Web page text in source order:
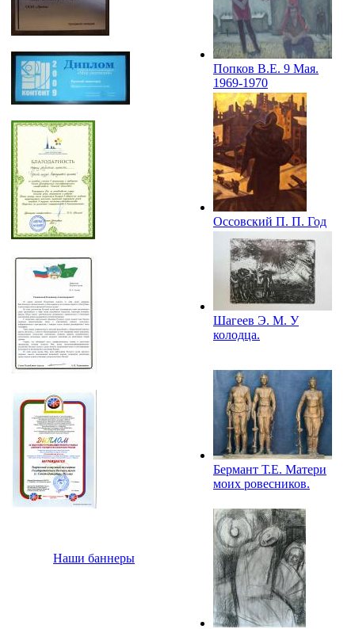
Наши баннеры
Попков В.Е. 9 Мая.
1969-1970
Оссовский П. П. Год
1943-й. 1969
Шагеев Э. М. У
колодца.
Бермант Т.Е. Матери
моих ровесников.